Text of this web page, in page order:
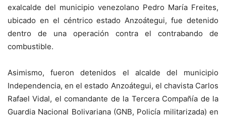
exalcalde del municipio venezolano Pedro María Freites,
ubicado en el céntrico estado Anzoátegui, fue detenido
dentro de una operación contra el contrabando de
combustible.
Asimismo, fueron detenidos el alcalde del municipio
Independencia, en el estado Anzoátegui, el chavista Carlos
Rafael Vidal, el comandante de la Tercera Compañía de la
Guardia Nacional Bolivariana (GNB, Policía militarizada) en